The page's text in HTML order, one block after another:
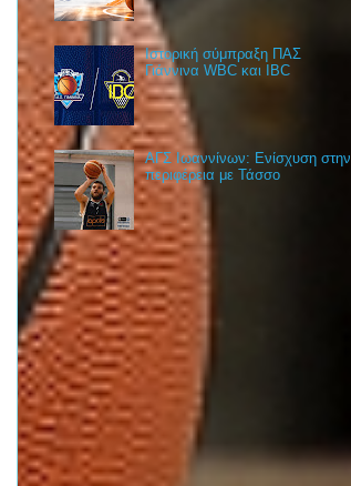
Ιστορική σύμπραξη ΠΑΣ
Γιάννινα WBC και IBC
ΑΓΣ Ιωαννίνων: Ενίσχυση στην
περιφέρεια με Τάσσο